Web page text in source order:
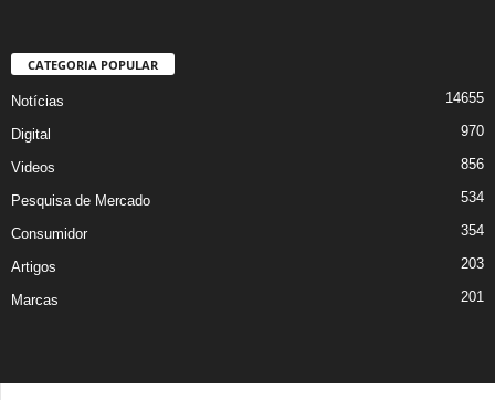
CATEGORIA POPULAR
Notícias 14655
Digital 970
Videos 856
Pesquisa de Mercado 534
Consumidor 354
Artigos 203
Marcas 201